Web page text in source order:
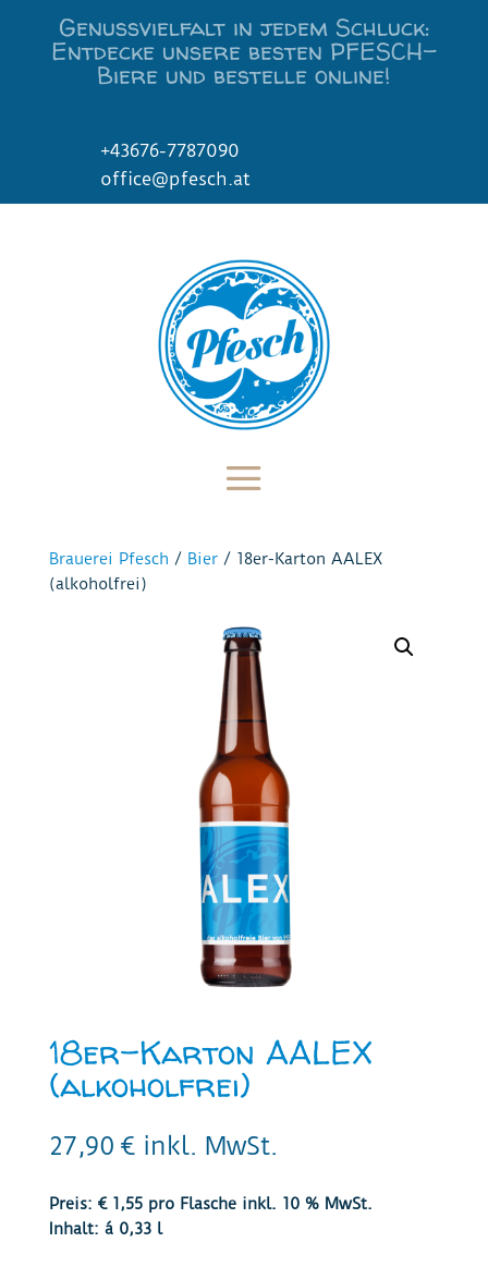
Genussvielfalt in jedem Schluck:
Entdecke unsere besten PFESCH-
Biere und bestelle online!
+43676-7787090
office@pfesch.at
Brauerei Pfesch / Bier/ 18er-Karton AALEX
(alkoholfrei)
18er-Karton AALEX
(alkoholfrei)
27,90 € inkl. MwSt.
Preis: € 1,55 pro Flasche inkl. 10 % MwSt.
Inhalt: á 0,33 l